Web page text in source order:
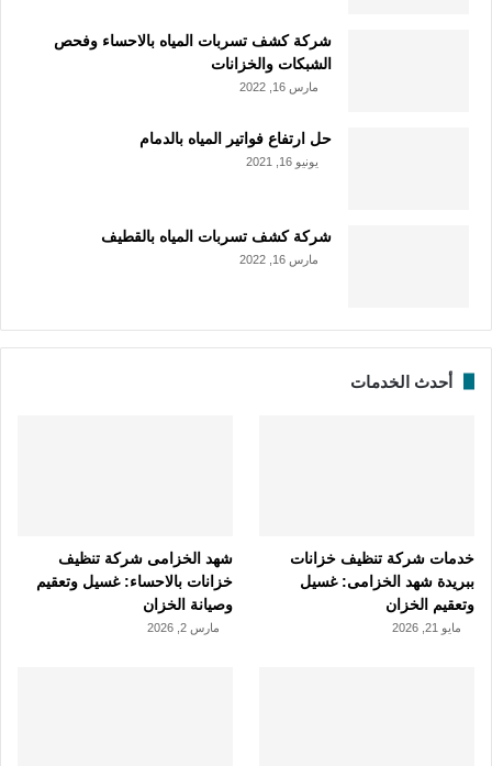
شركة كشف تسربات المياه بالاحساء وفحص
الشبكات والخزانات
مارس 16, 2022
حل ارتفاع فواتير المياه بالدمام
يونيو 16, 2021
شركة كشف تسربات المياه بالقطيف
مارس 16, 2022
أحدث الخدمات
خدمات شركة تنظيف خزانات
ببريدة شهد الخزامى: غسيل
وتعقيم الخزان
مايو 21, 2026
شهد الخزامى شركة تنظيف
خزانات بالاحساء: غسيل وتعقيم
وصيانة الخزان
مارس 2, 2026